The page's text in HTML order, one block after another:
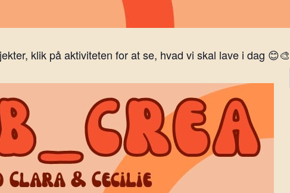
klik på aktiviteten for at se, hvad vi skal lave i dag 😊🎨